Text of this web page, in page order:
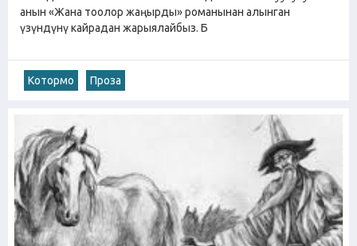
анын «Жана тоолор жаңырды» романынан алынган
үзүндүнү кайрадан жарыялайбыз. Б
Котормо Проза